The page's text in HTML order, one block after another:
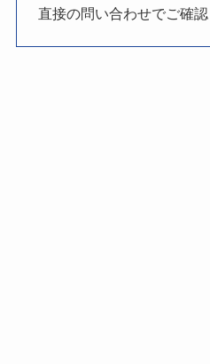
直接の問い合わせでご確認